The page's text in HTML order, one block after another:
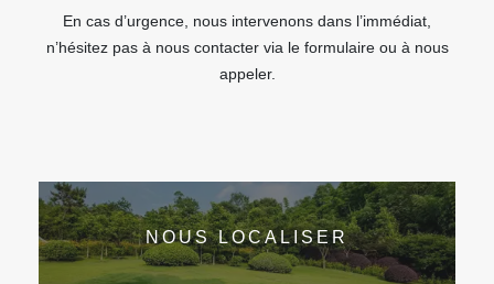
En cas d’urgence, nous intervenons dans l’immédiat,
n’hésitez pas à nous contacter via le formulaire ou à nous
appeler.
NOUS LOCALISER